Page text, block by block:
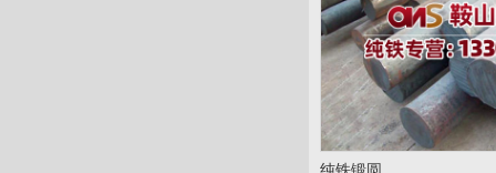
纯铁锻圆